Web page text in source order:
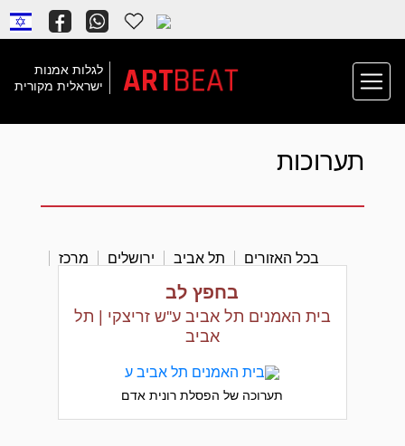
לגלות אמנות
ישראלית מקורית
ARTBEAT
תערוכות
בכל האזורים תל אביב ירושלים
מרכז
בחפץ לב
בית האמנים תל אביב ע''ש זריצקי | תל
אביב
תערוכה של הפסלת רונית אדם